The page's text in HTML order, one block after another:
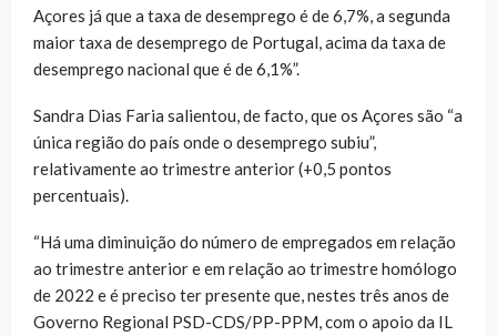
Açores já que a taxa de desemprego é de 6,7%, a segunda
maior taxa de desemprego de Portugal, acima da taxa de
desemprego nacional que é de 6,1%”.
Sandra Dias Faria salientou, de facto, que os Açores são “a
única região do país onde o desemprego subiu”,
relativamente ao trimestre anterior (+0,5 pontos
percentuais).
“Há uma diminuição do número de empregados em relação
ao trimestre anterior e em relação ao trimestre homólogo
de 2022 e é preciso ter presente que, nestes três anos de
Governo Regional PSD-CDS/PP-PPM, com o apoio da IL